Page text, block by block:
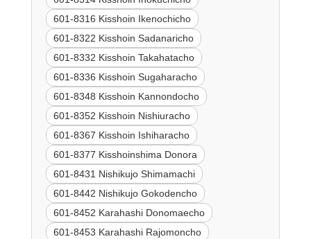
601-8316 Kisshoin Ikenochicho
601-8322 Kisshoin Sadanaricho
601-8332 Kisshoin Takahatacho
601-8336 Kisshoin Sugaharacho
601-8348 Kisshoin Kannondocho
601-8352 Kisshoin Nishiuracho
601-8367 Kisshoin Ishiharacho
601-8377 Kisshoinshima Donora
601-8431 Nishikujo Shimamachi
601-8442 Nishikujo Gokodencho
601-8452 Karahashi Donomaecho
601-8453 Karahashi Rajomoncho